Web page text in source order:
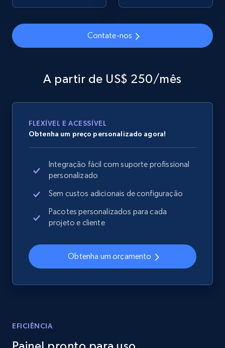
Google Shopping
more.
2.4K+ 200+ Comece agora
web using keywords
URL, Product id, Title, Product description,
Rating, Reviews count, Images, Variations, and
2.1K+ 355+ Comece agora
Contate-nos
A partir de US$ 250/mês
FLEXÍVEL E ACESSÍVEL
Obtenha um preço personalizado agora!
Integração fácil com suporte profissional
personalizado
Sem custos adicionais de configuração
Pacotes personalizados para cada
projeto e cliente
Obtenha um orçamento
EFICIÊNCIA